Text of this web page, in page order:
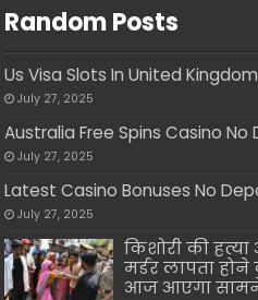
Random Posts
Us Visa Slots In United Kingdom
July 27, 2025
Australia Free Spins Casino No
July 27, 2025
Latest Casino Bonuses No
July 27, 2025
किशोरी की
मर्डर लापता होने
आज आएगा